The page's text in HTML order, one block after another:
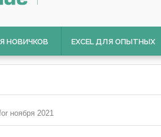
НОВИЧКОВ EXCEL ДЛЯ ОПЫТНЫХ
ноября 2021